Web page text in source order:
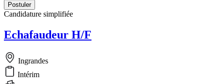
Postuler
Candidature simplifiée
Echafaudeur H/F
Ingrandes
Intérim